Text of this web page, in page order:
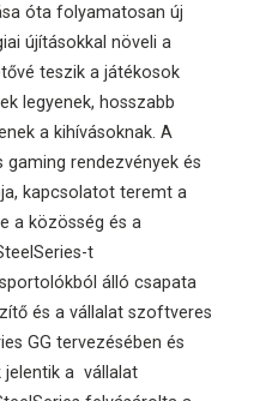
óta folyamatosan új
újításokkal növeli a
teszik a játékosok
legyenek, hosszabb
a kihívásoknak. A
gaming rendezvények és
kapcsolatot teremt a
a közösség és a
t
álló csapata
és a vállalat szoftveres
GG tervezésében és
jelentik a vállalat